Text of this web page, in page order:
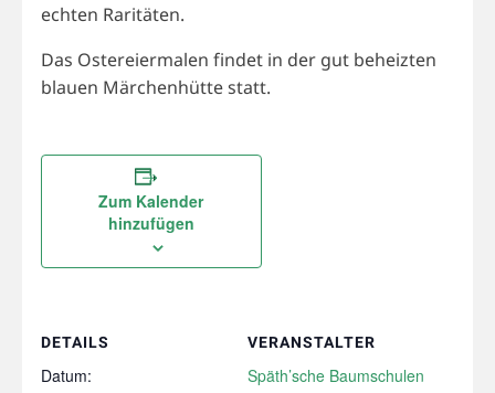
echten Raritäten.
Das Ostereiermalen findet in der gut beheizten
blauen Märchenhütte statt.
Zum Kalender
hinzufügen
DETAILS
Datum:
VERANSTALTER
Späth’sche Baumschulen